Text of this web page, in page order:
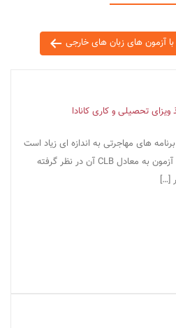
آزمون های زبان های خارجی
تحصیلی و کاری کانادا
های مهاجرتی به اندازه ای زیاد است
که سیستم هایی برای تبدیل این آزمون به معادل CLB آن در نظر گرفته
[…]